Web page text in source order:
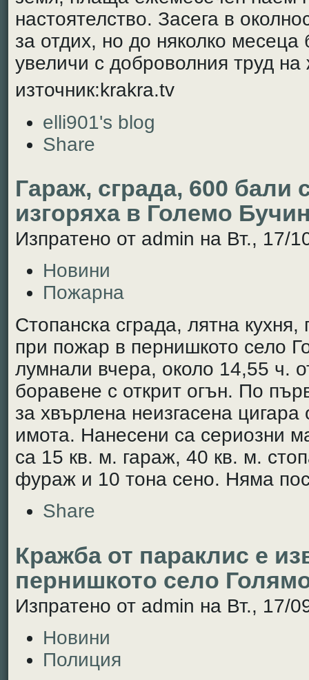
настоятелство. Засега в
за отдих, но до няколко
увеличи с доброволния труд
източник:krakra.tv
elli901's blog
Share
Гараж, сграда, 600 бали
изгоряха в Големо
Изпратено от admin на Вт., 17/
Новини
Пожарна
Стопанска сграда, лятна
при пожар в пернишкото село
лумнали вчера, около 14,55 ч.
боравене с открит огън. По
за хвърлена неизгасена цигара
имота. Нанесени са сериозни
са 15 кв. м. гараж, 40 кв. м.
фураж и 10 тона сено. Няма
Share
Кражба от параклис е
пернишкото село
Изпратено от admin на Вт., 17/
Новини
Полиция